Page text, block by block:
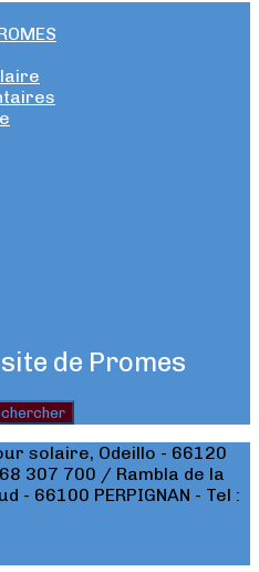
de Promes
solaire, Odeillo - 66120
307 700 / Rambla de la
- 66100 PERPIGNAN - Tel :